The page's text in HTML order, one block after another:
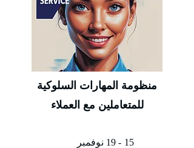
منظومة المهارات السلوكية
للمتعاملين مع العملاء
15 - 19 نوفمبر